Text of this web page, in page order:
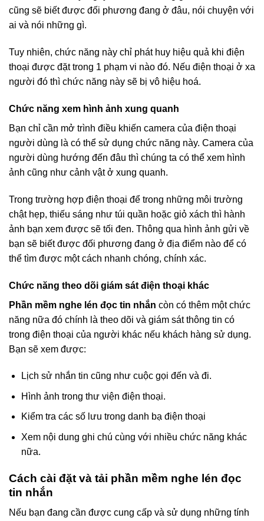
cũng sẽ biết được đối phương đang ở đâu, nói chuyện với
ai và nói những gì.
Tuy nhiên, chức năng này chỉ phát huy hiệu quả khi điện
thoại được đặt trong 1 phạm vi nào đó. Nếu điện thoại ở xa
người đó thì chức năng này sẽ bị vô hiệu hoá.
Chức năng xem hình ảnh xung quanh
Bạn chỉ cần mở trình điều khiến camera của điện thoại
người dùng là có thể sử dụng chức năng này. Camera của
người dùng hướng đến đâu thì chúng ta có thể xem hình
ảnh cũng như cảnh vật ở xung quanh.
Trong trường hợp điện thoại để trong những môi trường
chật hẹp, thiếu sáng như túi quần hoặc giỏ xách thì hành
ảnh bạn xem được sẽ tối đen. Thông qua hình ảnh gửi về
bạn sẽ biết được đối phương đang ở địa điểm nào để có
thể tìm được một cách nhanh chóng, chính xác.
Chức năng theo dõi giám sát điện thoại khác
Phần mềm nghe lén đọc tin nhắn còn có thêm một chức
năng nữa đó chính là theo dõi và giám sát thông tin có
trong điện thoại của người khác nếu khách hàng sử dụng.
Bạn sẽ xem được:
Lịch sử nhắn tin cũng như cuộc gọi đến và đi.
Hình ảnh trong thư viện điện thoại.
Kiểm tra các số lưu trong danh bạ điện thoại
Xem nội dung ghi chú cùng với nhiều chức năng khác
nữa.
Cách cài đặt và tải phần mềm nghe lén đọc
tin nhắn
Nếu bạn đang cần được cung cấp và sử dụng những tính